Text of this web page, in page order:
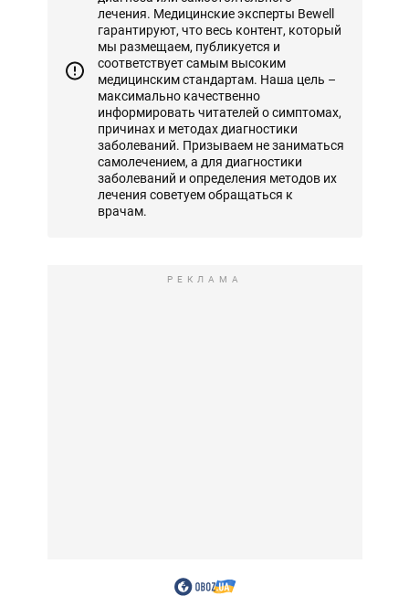
лечения. Медицинские эксперты Bewell
гарантируют, что весь контент, который
мы размещаем, публикуется и
соответствует самым высоким
медицинским стандартам. Наша цель –
максимально качественно
информировать читателей о симптомах,
причинах и методах диагностики
заболеваний. Призываем не заниматься
самолечением, а для диагностики
заболеваний и определения методов их
лечения советуем обращаться к
врачам.
РЕКЛАМА